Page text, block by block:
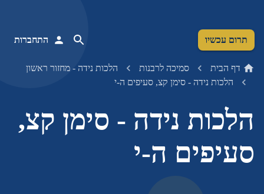
תרום עכשיו התחברות
דף הבית סמיכה לרבנות
הלכות נידה - מחזור ראשון
הלכות נידה - סימן קצ, סעיפים ה-י
הלכות נידה - סימן קצ,
סעיפים ה-י